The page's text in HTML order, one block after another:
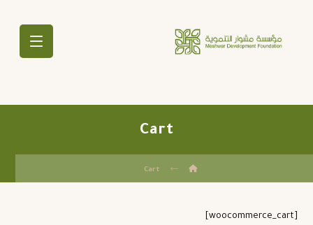
Cart
Cart
[woocommerce_cart]